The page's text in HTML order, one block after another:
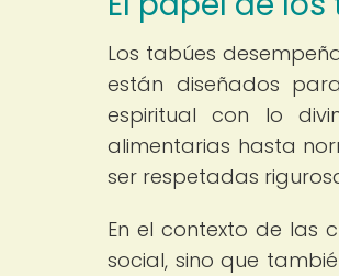
Los tabúes
están diseñados
espiritual con lo
alimentarias hasta
ser respetadas
En el contexto de las
social, sino que